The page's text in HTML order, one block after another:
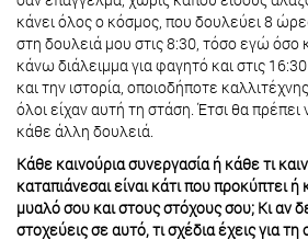
κάνει όλος ο κόσμος, που δουλεύει 8
στη δουλειά μου στις 8:30, τόσο εγώ όσο
κάνω διάλειμμα για φαγητό και στις
και την ιστορία, οποιοδήποτε
όλοι είχαν αυτή τη στάση. Έτσι θα πρέπει
κάθε άλλη δουλειά.
Κάθε καινούρια συνεργασία ή κάθε τι
καταπιάνεσαι είναι κάτι που προκύπτει ή
μυαλό σου και στους στόχους σου; Κι αν
στοχεύεις σε αυτό, τι σχέδια έχεις για τη